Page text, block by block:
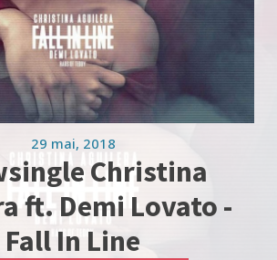
29 mai, 2018
Christina
ft. Demi Lovato -
Fall In Line